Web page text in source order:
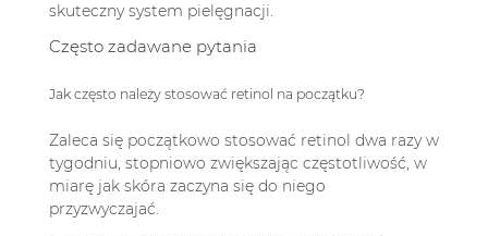
skuteczny system pielęgnacji.
Często zadawane pytania
Jak często należy stosować retinol na początku?
Zaleca się początkowo stosować retinol dwa razy w
tygodniu, stopniowo zwiększając częstotliwość, w
miarę jak skóra zaczyna się do niego
przyzwyczajać.